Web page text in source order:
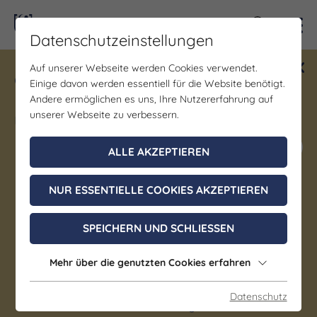
Gewinne ein Blind Date mit Saale-
Unstrut! Teilnahme vom 1.7. - 18.12.
möglich.
Jetzt mitmachen
3. Merseburger
SchlossGrabenNacht
08. August 2026, 20:00 - 20:15 Uhr
Datenschutzeinstellungen
Auf unserer Webseite werden Cookies verwendet.
Einige davon werden essentiell für die Website benötigt.
Andere ermöglichen es uns, Ihre Nutzererfahrung auf
unserer Webseite zu verbessern.
ALLE AKZEPTIEREN
NUR ESSENTIELLE COOKIES AKZEPTIEREN
SPEICHERN UND SCHLIESSEN
Mehr über die genutzten Cookies erfahren
Datenschutz